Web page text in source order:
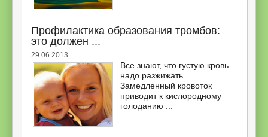
Профилактика образования тромбов:
это должен ...
29.06.2013.
Все знают, что густую кровь
надо разжижать.
Замедленный кровоток
приводит к кислородному
голоданию ...